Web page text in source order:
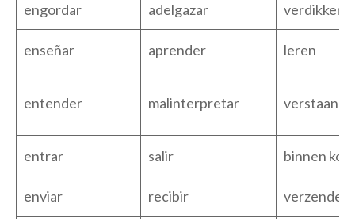
engordar adelgazar verdikken
enseñar aprender leren
entender malinterpretar verstaan
entrar salir binnen
enviar recibir verzenden